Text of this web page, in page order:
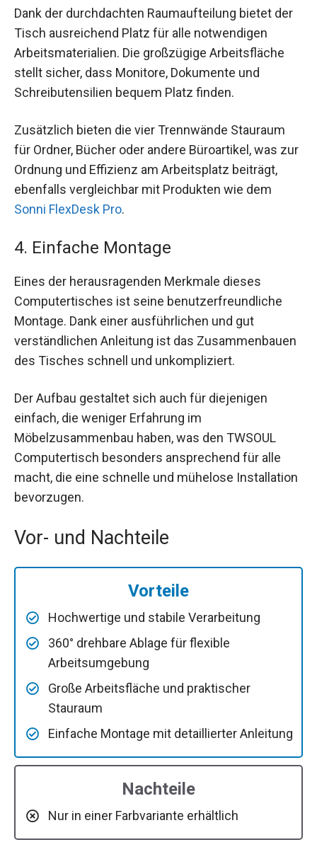
Dank der durchdachten Raumaufteilung bietet der
Tisch ausreichend Platz für alle notwendigen
Arbeitsmaterialien. Die großzügige Arbeitsfläche
stellt sicher, dass Monitore, Dokumente und
Schreibutensilien bequem Platz finden.
Zusätzlich bieten die vier Trennwände Stauraum
für Ordner, Bücher oder andere Büroartikel, was zur
Ordnung und Effizienz am Arbeitsplatz beiträgt,
ebenfalls vergleichbar mit Produkten wie dem
Sonni FlexDesk Pro.
4. Einfache Montage
Eines der herausragenden Merkmale dieses
Computertisches ist seine benutzerfreundliche
Montage. Dank einer ausführlichen und gut
verständlichen Anleitung ist das Zusammenbauen
des Tisches schnell und unkompliziert.
Der Aufbau gestaltet sich auch für diejenigen
einfach, die weniger Erfahrung im
Möbelzusammenbau haben, was den TWSOUL
Computertisch besonders ansprechend für alle
macht, die eine schnelle und mühelose Installation
bevorzugen.
Vor- und Nachteile
Vorteile
Hochwertige und stabile Verarbeitung
360° drehbare Ablage für flexible
Arbeitsumgebung
Große Arbeitsfläche und praktischer
Stauraum
Einfache Montage mit detaillierter Anleitung
Nachteile
Nur in einer Farbvariante erhältlich